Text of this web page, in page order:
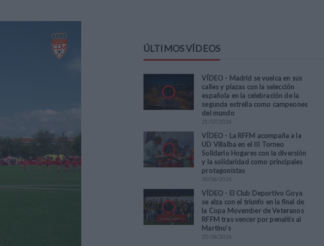
ÚLTIMOS VÍDEOS
VÍDEO - Madrid se vuelca en sus
calles y plazas con la selección
española en la celebración de la
segunda estrella como campeones
del mundo
21 /07/2026
VÍDEO - La RFFM acompaña a la
UD Villalba en el III Torneo
Solidario Hogares con la diversión
y la solidaridad como principales
protagonistas
30/06/2026
VÍDEO - El Club Deportivo Goya
se alza con el triunfo en la final de
la Copa Movember de Veteranos
RFFM tras vencer por penaltis al
Martino's
25/06/2026